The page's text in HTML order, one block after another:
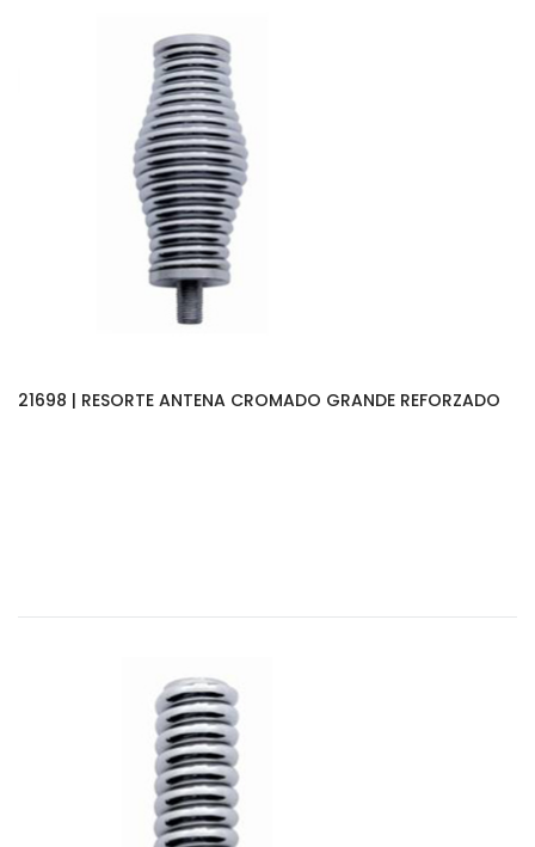
21698 | RESORTE ANTENA CROMADO GRANDE REFORZADO